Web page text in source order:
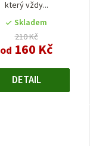
který vždy...
Skladem
210 Kč
od 160 Kč
DETAIL